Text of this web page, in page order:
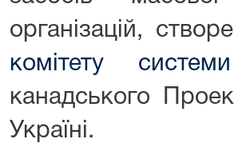
організацій,
комітету
канадського
Україні.